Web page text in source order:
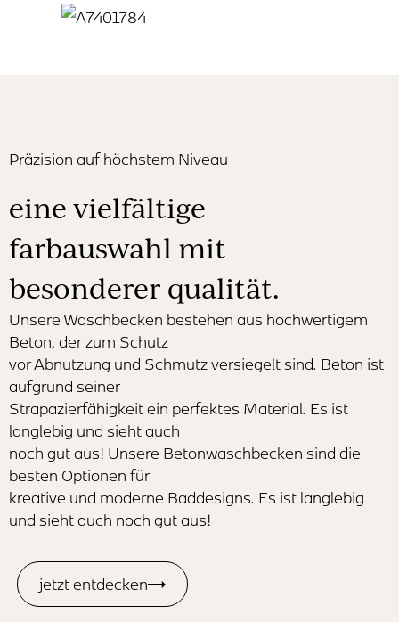
Präzision auf höchstem Niveau
eine vielfältige
farbauswahl mit
besonderer qualität.
Unsere Waschbecken bestehen aus hochwertigem
Beton, der zum Schutz
vor Abnutzung und Schmutz versiegelt sind. Beton ist
aufgrund seiner
Strapazierfähigkeit ein perfektes Material. Es ist
langlebig und sieht auch
noch gut aus! Unsere Betonwaschbecken sind die
besten Optionen für
kreative und moderne Baddesigns. Es ist langlebig
und sieht auch noch gut aus!
jetzt entdecken